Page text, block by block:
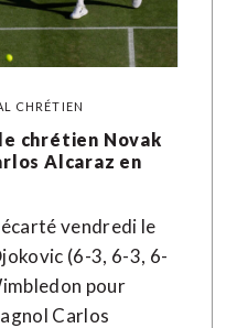
CHRÉTIEN
chrétien Novak
Alcaraz en
vendredi le
(6-3, 6-3, 6-
pour
Carlos